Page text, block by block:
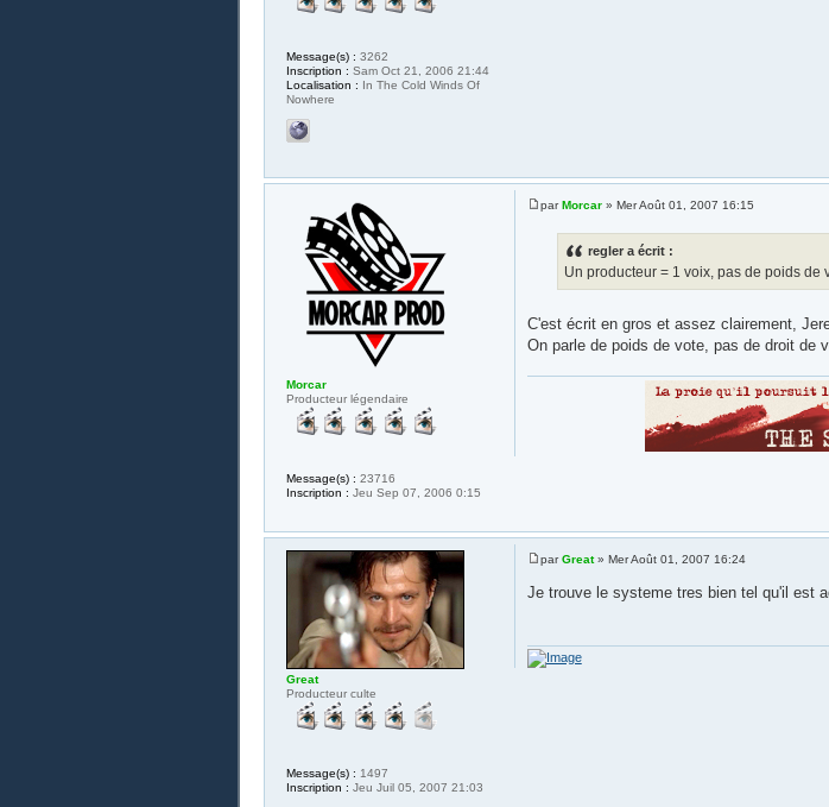
Message(s) : 3262
Inscription : Sam Oct 21, 2006 21:44
Localisation : In The Cold Winds Of
Nowhere
parMorcar» Mer Août 01, 2007 16:15
regler a écrit :
Un producteur = 1 voix, pas de poids de
C'est écrit en gros et assez clairement,
On parle de poids de vote, pas de droit de
Morcar
Producteur légendaire
Message(s) : 23716
Inscription : Jeu Sep 07, 2006 0:15
parGreat» Mer Août 01, 2007 16:24
Je trouve le systeme tres bien tel qu'il est
Great
Producteur culte
Message(s) : 1497
Inscription : Jeu Juil 05, 2007 21:03